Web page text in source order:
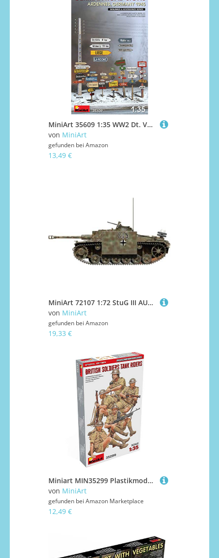
MiniArt 35609 1:35 WW2 Dt. Verkehrschilder Arden. 1945-originalgetreue Nachbildung, Modellbau, Plastik Bausatz, Basteln, Hobby, Kleben, Modellbausatz, Zusammenbauen, unlackiert
von MiniArt
gefunden bei Amazon
13,49 €
MiniArt 72107 1:72 StuG III AUSF. G Mai 1943 Prod. - originalgetreue Nachbildung, Modellbau, Plastik Bausatz, Basteln, Hobby, Kleben, Modellbausatz, Zusammenbauen, unlackiert
von MiniArt
gefunden bei Amazon
19,33 €
Miniart MIN35299 Plastikmodellbausatz grau
von MiniArt
gefunden bei Amazon Marketplace
12,49 €